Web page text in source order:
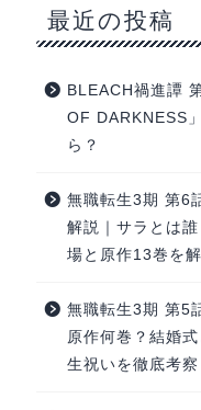
最近の投稿
BLEACH禍進譚
OF DARKNESS
ら？
無職転生3期 第6
解説｜サラとは
場と原作13巻を
無職転生3期 第5
原作何巻？結婚
生祝いを徹底考察